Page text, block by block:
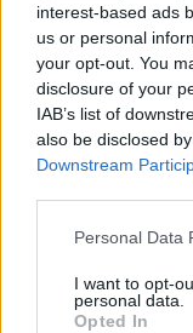
interest-based ads
us or personal
your opt-out. You
disclosure of your
IAB’s list of
also be disclosed
Downstream
Please note that
not limited to your
grant or deny
Personal Data
I want to opt-
personal data.
Opted In